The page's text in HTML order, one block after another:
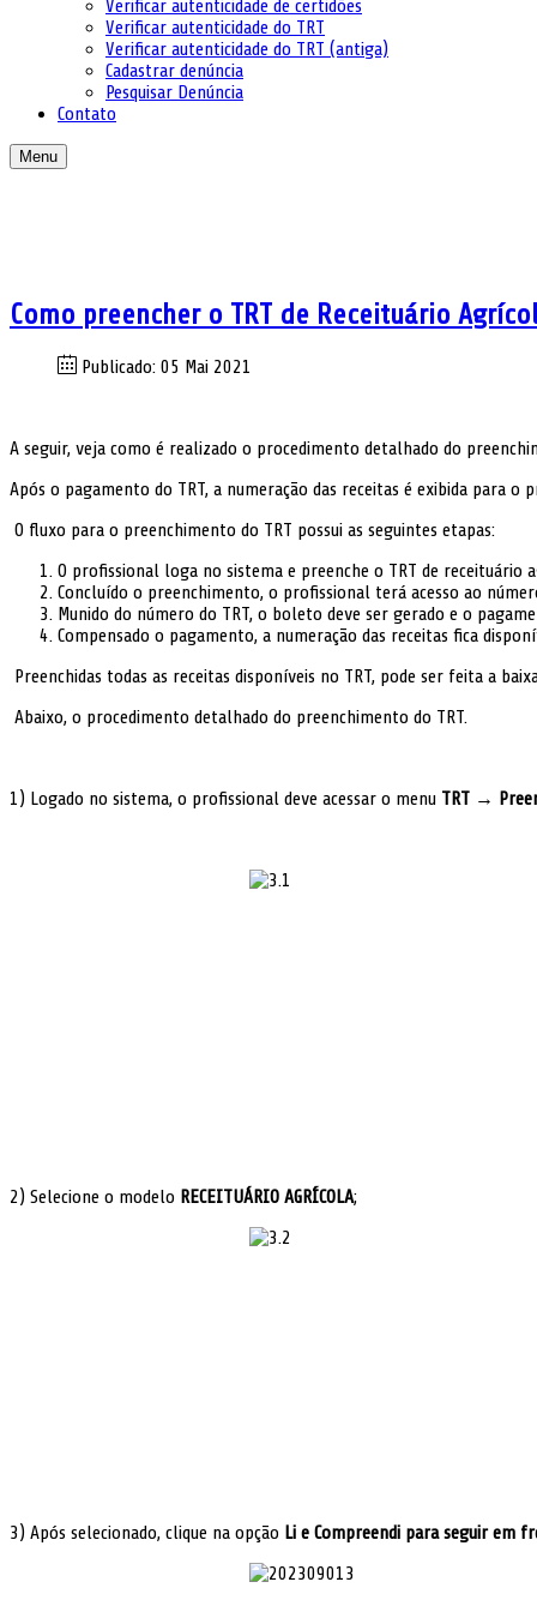
Verificar autenticidade de certidões
Verificar autenticidade do TRT
Verificar autenticidade do TRT (antiga)
Cadastrar denúncia
Pesquisar Denúncia
Contato
Menu
Como preencher o TRT de Receituário
Publicado: 05 Mai 2021
A seguir, veja como é realizado o procedimento detalhado do
Após o pagamento do TRT, a numeração das receitas é exibida para o
O fluxo para o preenchimento do TRT possui as seguintes etapas:
O profissional loga no sistema e preenche o TRT de receituário
Concluído o preenchimento, o profissional terá acesso ao
Munido do número do TRT, o boleto deve ser gerado e o
Compensado o pagamento, a numeração das receitas fica
Preenchidas todas as receitas disponíveis no TRT, pode ser feita a
Abaixo, o procedimento detalhado do preenchimento do TRT.
1) Logado no sistema, o profissional deve acessar o menu TRT →
2) Selecione o modelo RECEITUÁRIO AGRÍCOLA;
3) Após selecionado, clique na opção Li e Compreendi para seguir em